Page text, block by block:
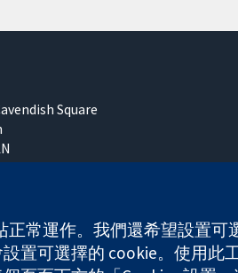
Square
常運作。我們還希望設置
置可選擇的 cookie。使用此